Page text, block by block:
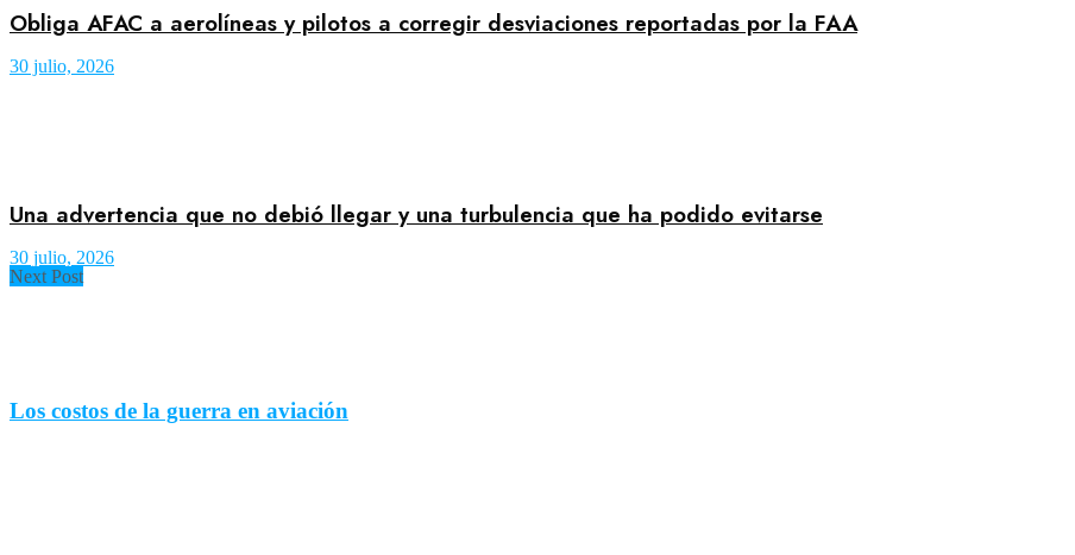
Obliga AFAC a aerolíneas y pilotos a corregir desviaciones reportadas por la FAA
30 julio, 2026
Una advertencia que no debió llegar y una turbulencia que ha podido evitarse
30 julio, 2026
Next Post
Los costos de la guerra en aviación